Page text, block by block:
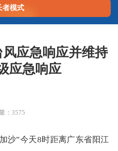
者模式
应急响应并维持
应急响应
：3575
”今天8时距离广东省阳江